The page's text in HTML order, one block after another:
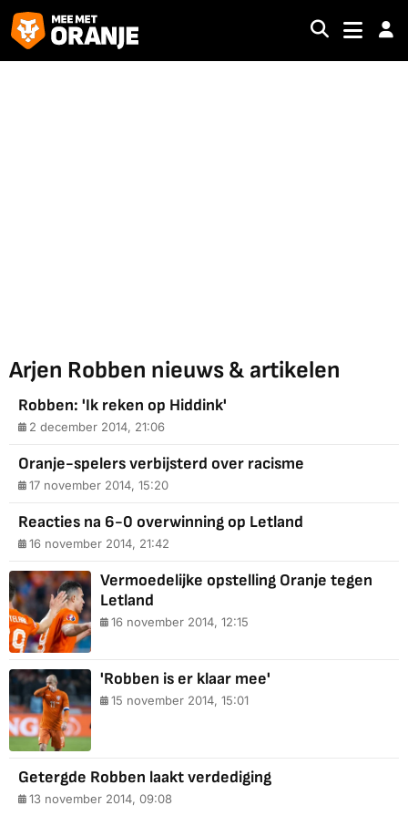
Arjen Robben nieuws & artikelen
Robben: 'Ik reken op Hiddink'
2 december 2014, 21:06
Oranje-spelers verbijsterd over racisme
17 november 2014, 15:20
Reacties na 6-0 overwinning op Letland
16 november 2014, 21:42
Vermoedelijke opstelling Oranje tegen
Letland
16 november 2014, 12:15
'Robben is er klaar mee'
15 november 2014, 15:01
Getergde Robben laakt verdediging
13 november 2014, 09:08